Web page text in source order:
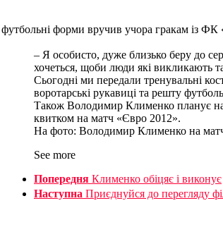
форми вручив учора гракам із
– Я особисто, дуже близько беру до
хочеться, щоби люди які викликають
Сьогодні ми передали тренувальні
воротарські рукавиці та решту
Також Володимир Клименко планує
квитком на матч «Євро 2012».
На фото: Володимир Клименко на
See more
Попередня Клименко обіцяє і виконує
Наступна Приєднуйся до перегляду